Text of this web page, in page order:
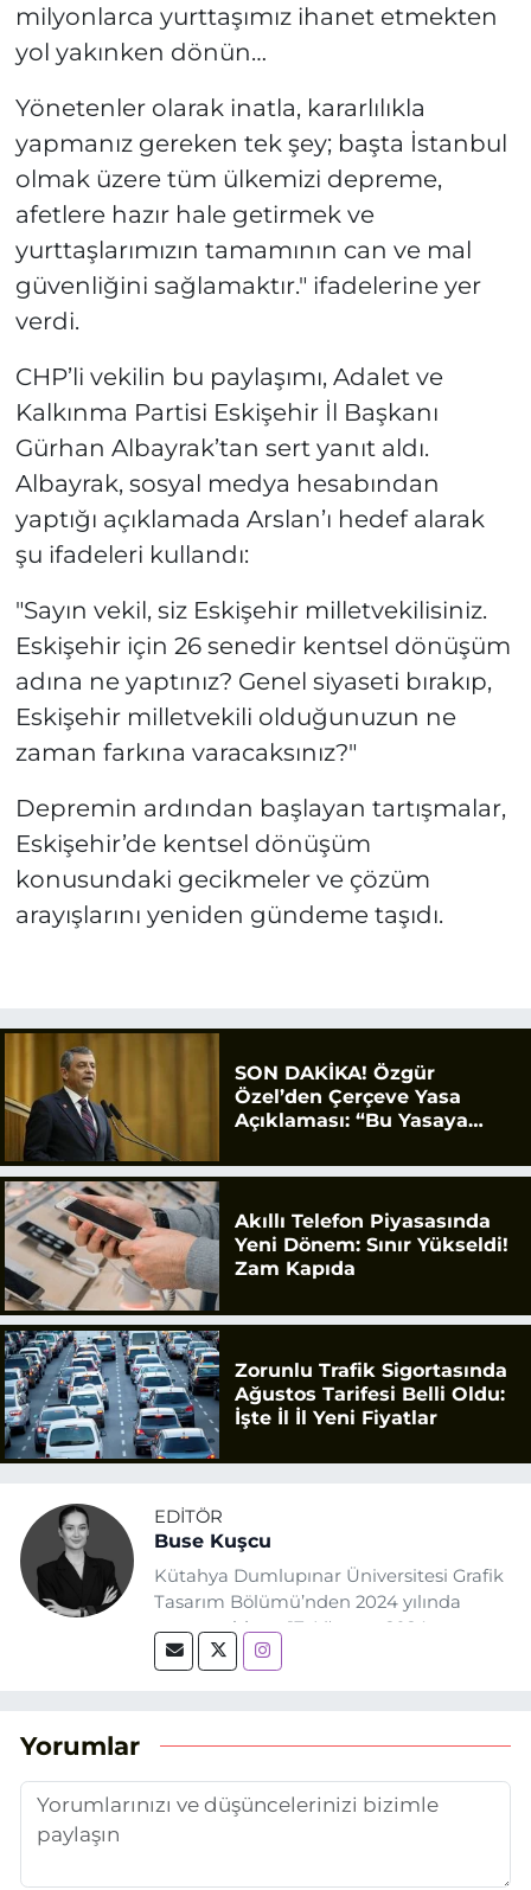
milyonlarca yurttaşımız ihanet etmekten
yol yakınken dönün…
Yönetenler olarak inatla, kararlılıkla
yapmanız gereken tek şey; başta İstanbul
olmak üzere tüm ülkemizi depreme,
afetlere hazır hale getirmek ve
yurttaşlarımızın tamamının can ve mal
güvenliğini sağlamaktır." ifadelerine yer
verdi.
CHP’li vekilin bu paylaşımı, Adalet ve
Kalkınma Partisi Eskişehir İl Başkanı
Gürhan Albayrak’tan sert yanıt aldı.
Albayrak, sosyal medya hesabından
yaptığı açıklamada Arslan’ı hedef alarak
şu ifadeleri kullandı:
"Sayın vekil, siz Eskişehir milletvekilisiniz.
Eskişehir için 26 senedir kentsel dönüşüm
adına ne yaptınız? Genel siyaseti bırakıp,
Eskişehir milletvekili olduğunuzun ne
zaman farkına varacaksınız?"
Depremin ardından başlayan tartışmalar,
Eskişehir’de kentsel dönüşüm
konusundaki gecikmeler ve çözüm
arayışlarını yeniden gündeme taşıdı.
SON DAKİKA! Özgür
Özel’den Çerçeve Yasa
Açıklaması: “Bu Yasaya
Akıllı Telefon Piyasasında
Yeni Dönem: Sınır Yükseldi!
Zam Kapıda
Zorunlu Trafik Sigortasında
Ağustos Tarifesi Belli Oldu:
İşte İl İl Yeni Fiyatlar
EDITÖR
Buse Kuşcu
Kütahya Dumlupınar Üniversitesi Grafik
Tasarım Bölümü’nden 2024 yılında
mezun oldum. 17 Ağustos 2024
tarihinde, Grafik Tasarım alanında staj
adım attım.
Yorumlar